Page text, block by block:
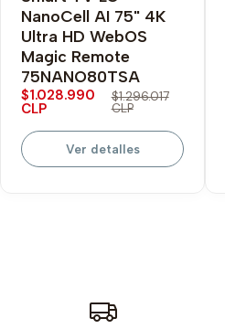
No disponible
NanoCell AI 75" 4K
Ultra HD WebOS
Magic Remote
75NANO80TSA
$1.028.990
CLP
$1.296.017
CLP
Ver detalles